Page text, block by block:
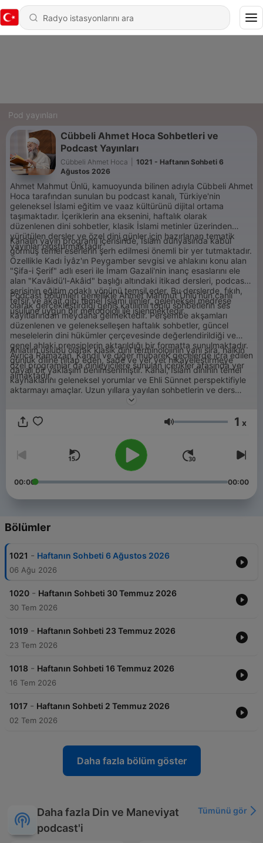
Pod yayınları
Cübbeli Ahmet Hoca Sohbetleri ve
Podcast Yayınları
Cübbeli Ahmet Hoca
1021 - Haftanın Sohbeti 6
Ağustos 2026
Ahmet Mahmut Ünlü, kamuoyunda bilinen adıyla Cübbeli Ahmet
Hoca tarafından sunulan bu podcast kanalı, Türkiye'nin
geleneksel İslami eğitim ve vaaz kültürünü dijital ortama
taşımaktadır. İçeriklerin ana eksenini, haftalık olarak
düzenlenen dini sohbetler, klasik İslami metinler üzerinden
yürütülen dersler ve özel dini günler için hazırlanan tematik
yayınlar oluşturmaktadır.
Kanalın yayın programı içerisinde, İslam dünyasında kabul
görmüş temel eserlerin şerh edilmesi önemli bir yer tutmaktadır.
Özellikle Kadı İyâz'ın Peygamber sevgisi ve ahlakını konu alan
"Şifa-i Şerif" adlı eseri ile İmam Gazali'nin inanç esaslarını ele
alan "Kavâidü'l-Akâid" başlığı altındaki itikad dersleri, podcast
serisinin eğitim odaklı yönünü temsil eder. Bu derslerde, fıkıh,
tefsir ve akait gibi temel İslami ilimler, geleneksel medrese
usulüne uygun bir metodoloji ile işlenmektedir.
Podcast bölümleri genellikle Ahmet Mahmut Ünlü'nün canlı
olarak gerçekleştirdiği geniş katılımlı toplu sohbetlerin ses
kayıtlarından meydana gelmektedir. Perşembe akşamları
düzenlenen ve gelenekselleşen haftalık sohbetler, güncel
meselelerin dini hükümler çerçevesinde değerlendirildiği ve
genel ahlaki prensiplerin aktarıldığı bir formatta sunulmaktadır.
Ayrıca Ramazan, Kandil ve diğer mübarek gecelerde icra edilen
özel programlar da dinleyicilere sunulan içerikler arasında yer
almaktadır.
Anlatım üslubu olarak klasik dini terminolojinin yanı sıra, halkın
günlük diline hitap eden, sade ve yer yer hikayeleştirmeye
dayalı bir yaklaşım benimsenmiştir. Kanal, İslam dininin temel
kaynaklarını geleneksel yorumlar ve Ehli Sünnet perspektifiyle
aktarmayı amaçlar. Uzun yıllara yayılan sohbetlerin ve ders
serilerinin bir araya getirildiği bu platform, Ahmet Mahmut
bilgilendirme ve eğitim materyali işlevi görmektedir.
Ses 1 x
00:00 00:00
Bölümler
1021 - Haftanın Sohbeti 6 Ağustos 2026
06 Ağu 2026
1020 - Haftanın Sohbeti 30 Temmuz 2026
30 Tem 2026
1019 - Haftanın Sohbeti 23 Temmuz 2026
23 Tem 2026
1018 - Haftanın Sohbeti 16 Temmuz 2026
16 Tem 2026
1017 - Haftanın Sohbeti 2 Temmuz 2026
02 Tem 2026
Daha fazla bölüm göster
Daha fazla Din ve Maneviyat
podcast'i
Tümünü gör